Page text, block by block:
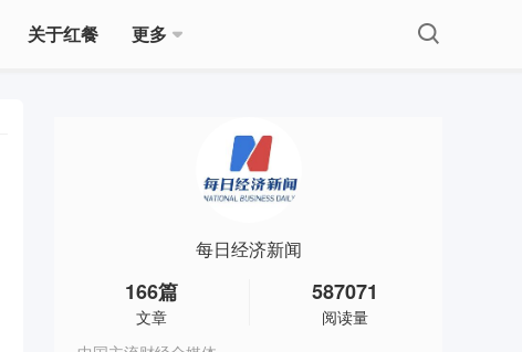
关于红餐 更多
每日经济新闻
166篇
文章
587071
阅读量